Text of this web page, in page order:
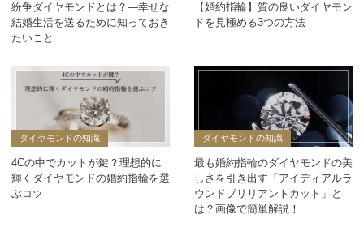
紛争ダイヤモンドとは？―幸せな
結婚生活を送るために知っておき
たいこと
【婚約指輪】質の良いダイヤモン
ドを見極める3つの方法
ダイヤモンドの知識
4Cの中でカットが鍵？理想的に
輝くダイヤモンドの婚約指輪を選
ぶコツ
ダイヤモンドの知識
最も婚約指輪のダイヤモンドの美
しさを引き出す「アイディアルラ
ウンドブリリアントカット」と
は？画像で簡単解説！